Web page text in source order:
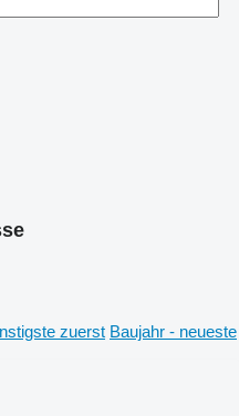
zuerst Baujahr - neueste